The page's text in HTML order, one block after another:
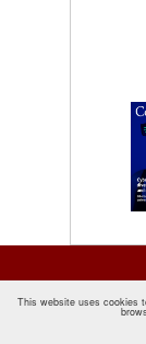
This website uses cookies